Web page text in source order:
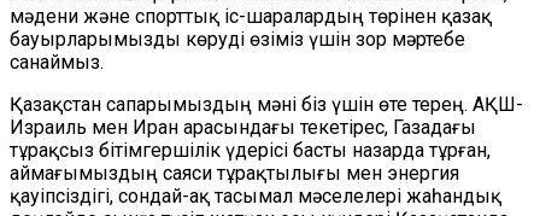
мәдени және спорттық іс-шаралардың төрінен қазақ
бауырларымызды көруді өзіміз үшін зор мәртебе
санаймыз.
Қазақстан сапарымыздың мәні біз үшін өте терең. АҚШ-
Израиль мен Иран арасындағы текетірес, Газадағы
тұрақсыз бітімгершілік үдерісі басты назарда тұрған,
аймағымыздың саяси тұрақтылығы мен энергия
қауіпсіздігі, сондай-ақ тасымал мәселелері жаһандық